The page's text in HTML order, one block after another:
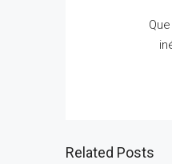
Related Posts